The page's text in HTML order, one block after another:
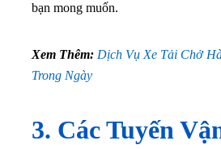
bạn mong muốn.
Xem Thêm: Dịch Vụ Xe Tải Chở
Trong Ngày
3. Các Tuyến